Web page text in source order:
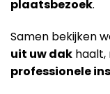
plaatsbezoek.
Samen bekijken
uit uw dak haalt,
professionele